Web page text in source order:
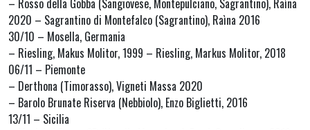
– Rosso della Gobba (Sangiovese, Montepulciano, Sagrantino), Raìna
2020 – Sagrantino di Montefalco (Sagrantino), Raìna 2016
30/10 – Mosella, Germania
– Riesling, Makus Molitor, 1999 – Riesling, Markus Molitor, 2018
06/11 – Piemonte
– Derthona (Timorasso), Vigneti Massa 2020
– Barolo Brunate Riserva (Nebbiolo), Enzo Biglietti, 2016
13/11 – Sicilia